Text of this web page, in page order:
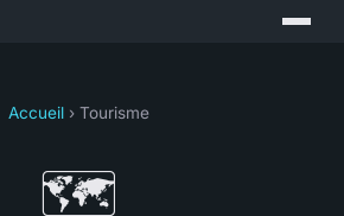
Accueil› Tourisme
🗺️